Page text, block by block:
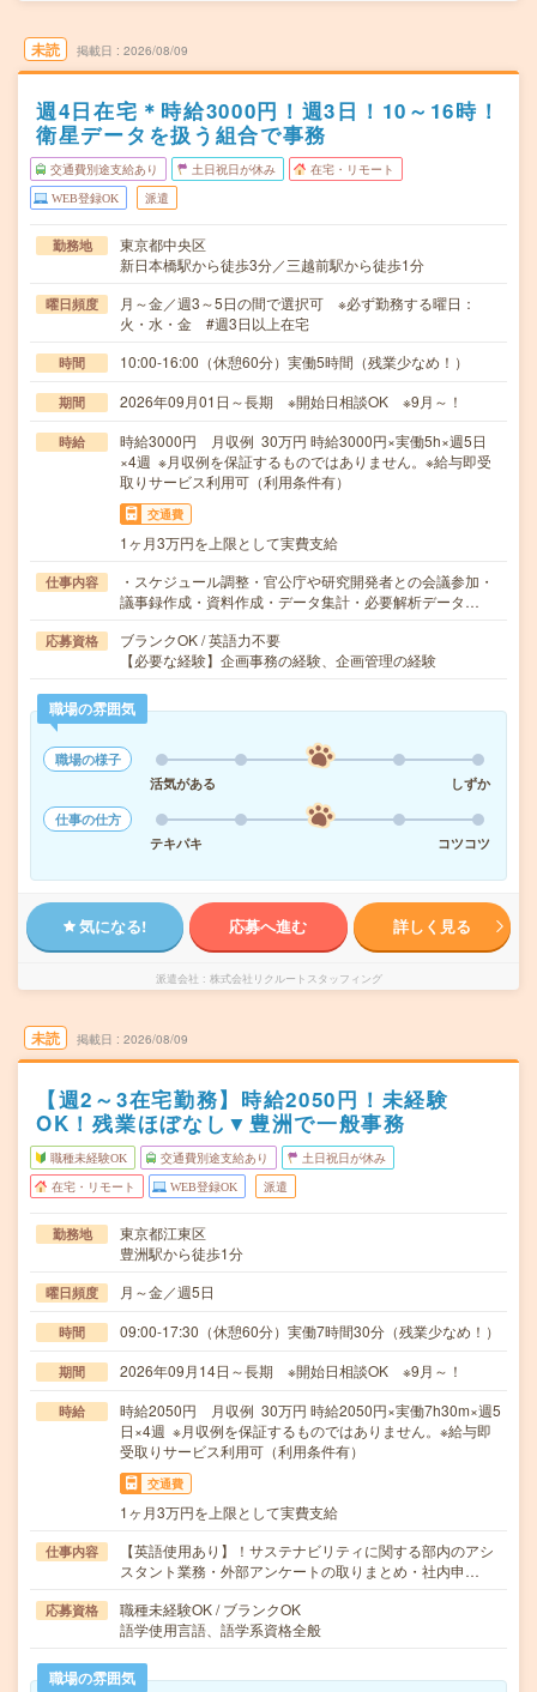
未読 掲載日 2026/08/09
週4日在宅＊時給3000円！週3日！10～16時！
衛星データを扱う組合で事務
交通費別途支給あり 土日祝日が休み 在宅・リモート
WEB登録OK 派遣
勤務地
東京都中央区
新日本橋駅から徒歩3分／三越前駅から徒歩1分
曜日頻度
月～金／週3～5日の間で選択可 ※必ず勤務する曜日：
火・水・金 #週3日以上在宅
時間 10:00-16:00（休憩60分）実働5時間（残業少なめ！）
期間 2026年09月01日～長期 ※開始日相談OK ※9月～！
時給
時給3000円 月収例 30万円 時給3000円×実働5h×週5日
×4週 ※月収例を保証するものではありません。※給与即受
取りサービス利用可（利用条件有）
交通費
1ヶ月3万円を上限として実費支給
仕事内容
・スケジュール調整・官公庁や研究開発者との会議参加・
議事録作成・資料作成・データ集計・必要解析データ…
応募資格
ブランクOK / 英語力不要
【必要な経験】企画事務の経験、企画管理の経験
職場の雰囲気
職場の様子
活気がある
しずか
仕事の仕方
テキパキ
コツコツ
気になる! 応募へ進む 詳しく見る
派遣会社 株式会社リクルートスタッフィング
未読 掲載日 2026/08/09
【週2～3在宅勤務】時給2050円！未経験
OK！残業ほぼなし▼豊洲で一般事務
職種未経験OK 交通費別途支給あり 土日祝日が休み
在宅・リモート WEB登録OK 派遣
勤務地
東京都江東区
豊洲駅から徒歩1分
曜日頻度 月～金／週5日
時間 09:00-17:30（休憩60分）実働7時間30分（残業少なめ！）
期間 2026年09月14日～長期 ※開始日相談OK ※9月～！
時給
時給2050円 月収例 30万円 時給2050円×実働7h30m×週5
日×4週 ※月収例を保証するものではありません。※給与即
受取りサービス利用可（利用条件有）
交通費
1ヶ月3万円を上限として実費支給
仕事内容
【英語使用あり】！サステナビリティに関する部内のアシ
スタント業務・外部アンケートの取りまとめ・社内申…
応募資格
職種未経験OK / ブランクOK
語学使用言語、語学系資格全般
職場の雰囲気